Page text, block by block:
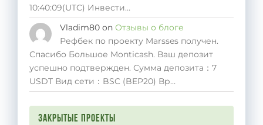
10:40:09(UTC) Инвести…
Vladim80 on Отзывы о блоге
Рефбек по проекту Marsses получен.
Спасибо Большое Monticash. Ваш депозит
успешно подтвержден. Сумма депозита：7
USDT Вид сети：BSC (BEP20) Вр…
Закрытые проекты